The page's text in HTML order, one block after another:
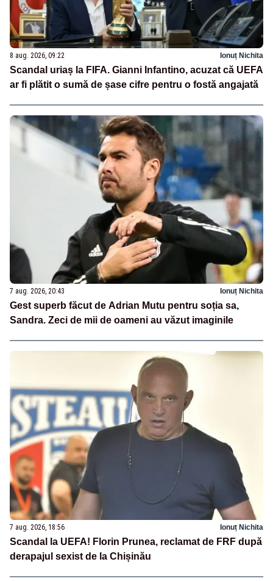
8 aug. 2026, 09:22 Ionuț Nichita
Scandal uriaș la FIFA. Gianni Infantino, acuzat că UEFA
ar fi plătit o sumă de șase cifre pentru o fostă angajată
7 aug. 2026, 20:43 Ionuț Nichita
Gest superb făcut de Adrian Mutu pentru soția sa,
Sandra. Zeci de mii de oameni au văzut imaginile
7 aug. 2026, 18:56 Ionuț Nichita
Scandal la UEFA! Florin Prunea, reclamat de FRF după
derapajul sexist de la Chișinău